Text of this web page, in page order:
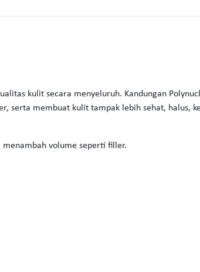
kulit secara menyeluruh. Kandungan
serta membuat kulit tampak lebih sehat, halus,
volume seperti filler.